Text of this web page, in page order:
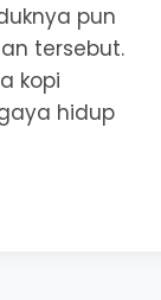
pun
tersebut.
kopi
hidup